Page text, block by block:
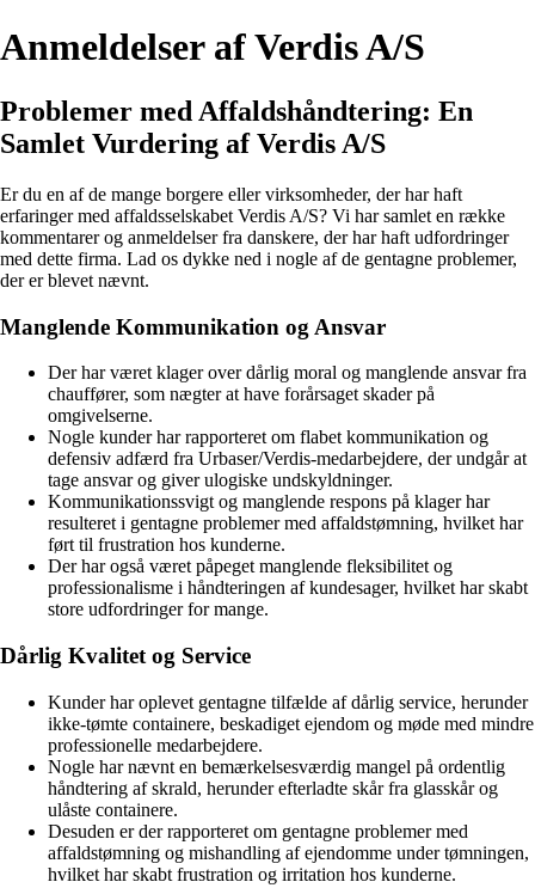
Anmeldelser af Verdis A/S
Problemer med Affaldshåndtering: En
Samlet Vurdering af Verdis A/S
Er du en af de mange borgere eller virksomheder, der har haft
erfaringer med affaldsselskabet Verdis A/S? Vi har samlet en række
kommentarer og anmeldelser fra danskere, der har haft udfordringer
med dette firma. Lad os dykke ned i nogle af de gentagne problemer,
der er blevet nævnt.
Manglende Kommunikation og Ansvar
Der har været klager over dårlig moral og manglende ansvar fra
chauffører, som nægter at have forårsaget skader på
omgivelserne.
Nogle kunder har rapporteret om flabet kommunikation og
defensiv adfærd fra Urbaser/Verdis-medarbejdere, der undgår at
tage ansvar og giver ulogiske undskyldninger.
Kommunikationssvigt og manglende respons på klager har
resulteret i gentagne problemer med affaldstømning, hvilket har
ført til frustration hos kunderne.
Der har også været påpeget manglende fleksibilitet og
professionalisme i håndteringen af kundesager, hvilket har skabt
store udfordringer for mange.
Dårlig Kvalitet og Service
Kunder har oplevet gentagne tilfælde af dårlig service, herunder
ikke-tømte containere, beskadiget ejendom og møde med mindre
professionelle medarbejdere.
Nogle har nævnt en bemærkelsesværdig mangel på ordentlig
håndtering af skrald, herunder efterladte skår fra glasskår og
ulåste containere.
Desuden er der rapporteret om gentagne problemer med
affaldstømning og mishandling af ejendomme under tømningen,
hvilket har skabt frustration og irritation hos kunderne.